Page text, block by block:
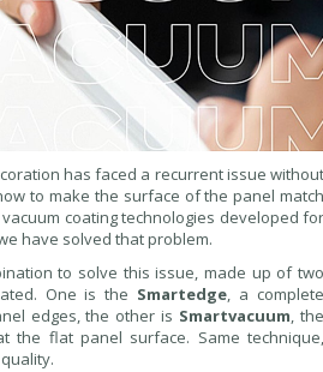
has faced a recurrent issue without
to make the surface of the panel match
coating technologies developed for
have solved that problem.
to solve this issue, made up of two
One is the Smartedge, a
edges, the other is Smartvacuum,
the flat panel surface. Same technique,